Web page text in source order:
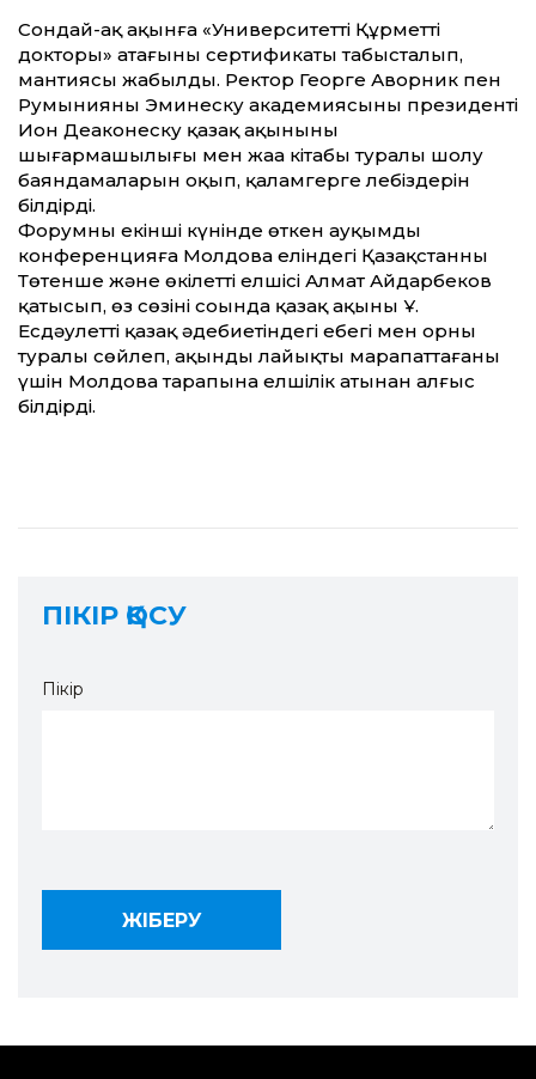
Сондай-ақ ақынға «Университеттің Құрметті
докторы» атағының сертификаты табысталып,
мантиясы жабылды. Ректор Георге Аворник пен
Румынияның Эминеску академиясының президенті
Ион Деаконеску қазақ ақынының
шығармашылығы мен жаңа кітабы туралы шолу
баяндамаларын оқып, қаламгерге лебіздерін
білдірді.
Форумның екінші күнінде өткен ауқымды
конференцияға Молдова еліндегі Қазақстанның
Төтенше және өкілетті елшісі Алмат Айдарбеков
қатысып, өз сөзінің соңында қазақ ақыны Ұ.
Есдәулеттің қазақ әдебиетіндегі еңбегі мен орны
туралы сөйлеп, ақынды лайықты марапаттағаны
үшін Молдова тарапына елшілік атынан алғыс
білдірді.
ПІКІР ҚОСУ
Пікір